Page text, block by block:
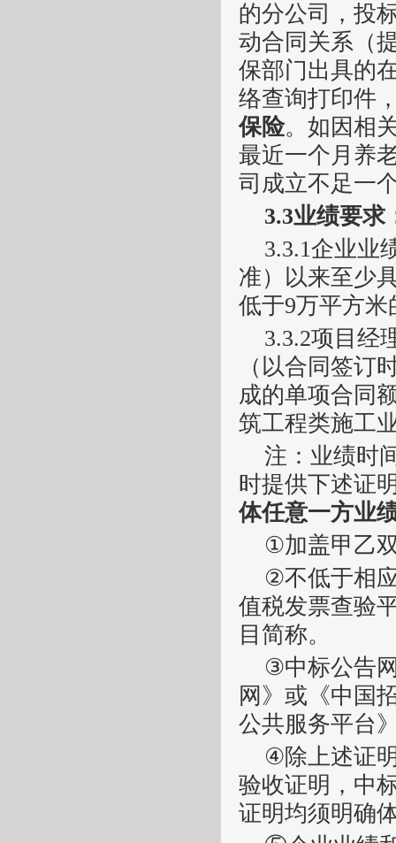
的分公司，投
动合同关系（
保部门出具的
络查询打印件
保险。如因相
最近一个月养
司成立不足一
3.3业绩要求
3.3.1企业业
准）以来至少
低于9万平方米
3.3.2项目经
（以合同签订
成的单项合同
筑工程类施工
注： 业绩时
时提供下述证
体任意一方业
①加盖甲乙
②不低于相
值税发票查验
目简称。
③中标公告
网》或《中国
公共服务平台
④除上述证
验收证明，中
证明均须明确